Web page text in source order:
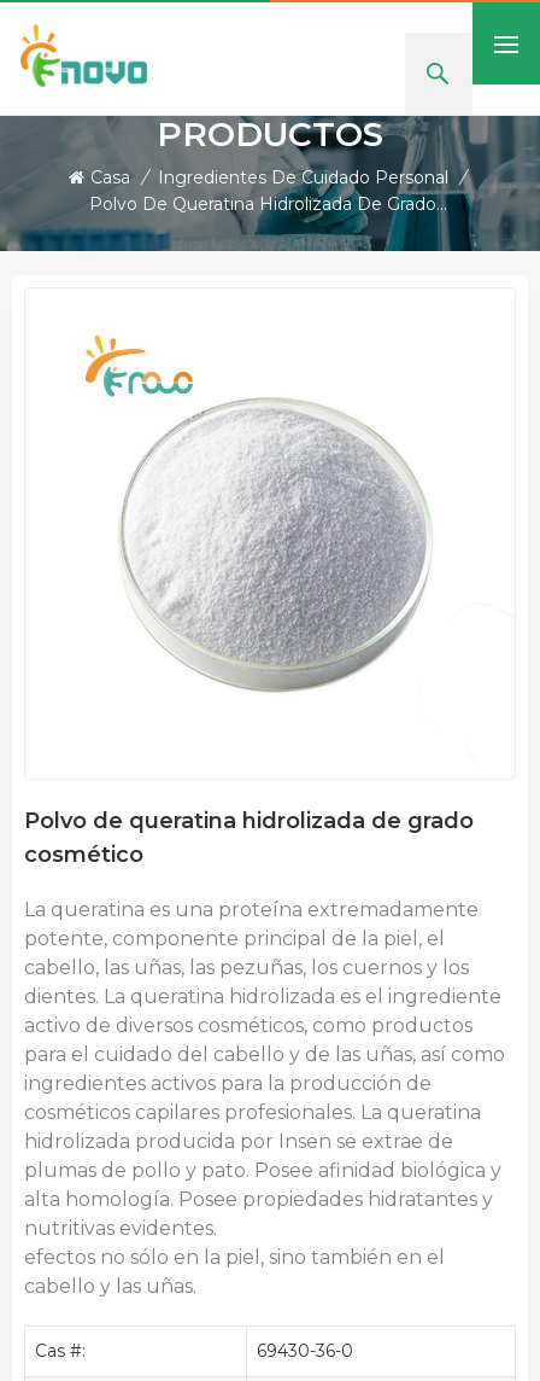
PRODUCTOS
Casa / Ingredientes De Cuidado Personal /
Polvo De Queratina Hidrolizada De Grado Cosmético
Polvo de queratina hidrolizada de grado
cosmético
La queratina es una proteína extremadamente
potente, componente principal de la piel, el
cabello, las uñas, las pezuñas, los cuernos y los
dientes. La queratina hidrolizada es el ingrediente
activo de diversos cosméticos, como productos
para el cuidado del cabello y de las uñas, así como
ingredientes activos para la producción de
cosméticos capilares profesionales. La queratina
hidrolizada producida por Insen se extrae de
plumas de pollo y pato. Posee afinidad biológica y
alta homología. Posee propiedades hidratantes y
nutritivas evidentes.
efectos no sólo en la piel, sino también en el
cabello y las uñas.
Cas #: 69430-36-0